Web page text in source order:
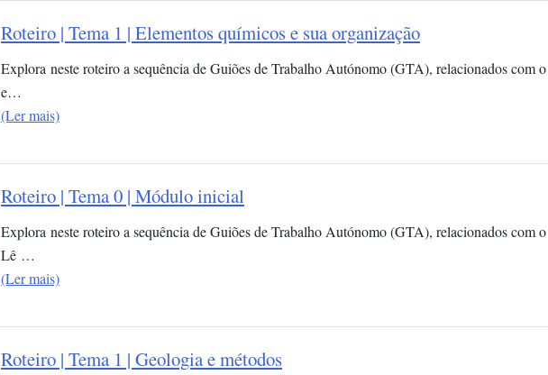
Roteiro | Tema 1 | Elementos químicos e sua organização​
Explora neste roteiro a sequência de Guiões de Trabalho Autónomo (GTA), relacionados com
e…
(Ler mais)
Roteiro | Tema 0 | Módulo inicial
Explora neste roteiro a sequência de Guiões de Trabalho Autónomo (GTA), relacionados com
Lê …
(Ler mais)
Roteiro | Tema 1 | Geologia e métodos